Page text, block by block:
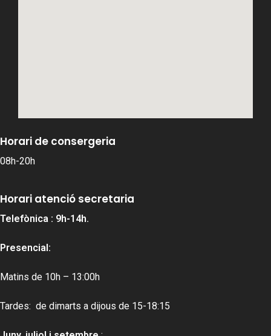
Horari de consergeria
08h-20h
Horari atenció secretaria
Telefònica : 9h-14h.
Presencial:
Matins de 10h – 13:00h
Tardes: de dimarts a dijous de 15-18:15